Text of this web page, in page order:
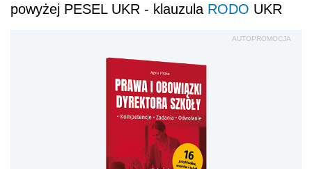
powyżej PESEL UKR - klauzula RODO UKR
AUTOPROMOCJA